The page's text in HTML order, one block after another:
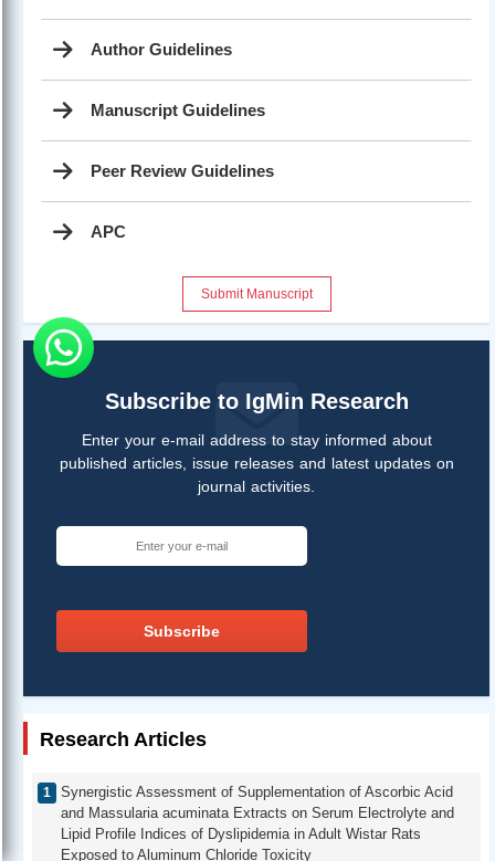
Author Guidelines
Manuscript Guidelines
Peer Review Guidelines
APC
Submit Manuscript
Subscribe to IgMin Research
Enter your e-mail address to stay informed about
published articles, issue releases and latest updates on
journal activities.
Subscribe
Research Articles
Synergistic Assessment of Supplementation of Ascorbic Acid
and Massularia acuminata Extracts on Serum Electrolyte and
Lipid Profile Indices of Dyslipidemia in Adult Wistar Rats
Exposed to Aluminum Chloride Toxicity